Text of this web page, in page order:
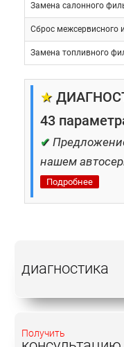
Замена салонного
Сброс межсервисного
Замена топливного
★
43
✔
нашем
Подробнее
диагностика
Получить